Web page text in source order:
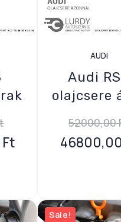
Ft
AUDI
Audi
olajcsere
52000,00
46800,00
Sale!